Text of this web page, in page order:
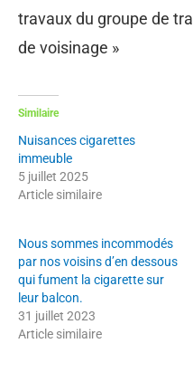
travaux du groupe de
de voisinage »
Similaire
Nuisances cigarettes
immeuble
5 juillet 2025
Article similaire
Nous sommes incommodés
par nos voisins d’en dessous
qui fument la cigarette sur
leur balcon.
31 juillet 2023
Article similaire